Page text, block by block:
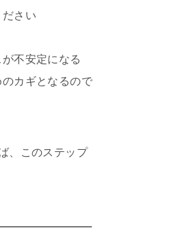
さい
不安定になる
カギとなるので
、このステップ